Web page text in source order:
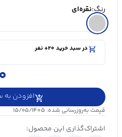
رنگ:نقره‌ای
shopping_cartدر سبد خرید ۲۰+ نفر
visibility ۵۰۰۰+ بازدید در ۲۴ ساعت اخیر
shopping_cartدر سبد خرید ۲۰+ نفر
افزودن به
قیمت به‌روزرسانی شده: ۱۵/۰۵/۱۴۰۵
اشتراک‌گذاری این محصول: